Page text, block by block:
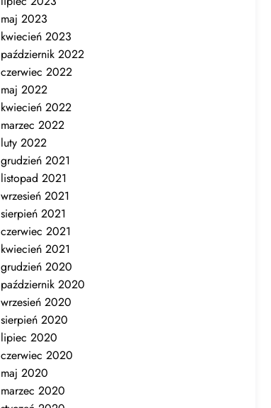
maj 2023
kwiecień 2023
październik 2022
czerwiec 2022
maj 2022
kwiecień 2022
marzec 2022
luty 2022
grudzień 2021
listopad 2021
wrzesień 2021
sierpień 2021
czerwiec 2021
kwiecień 2021
grudzień 2020
październik 2020
wrzesień 2020
sierpień 2020
lipiec 2020
czerwiec 2020
maj 2020
marzec 2020